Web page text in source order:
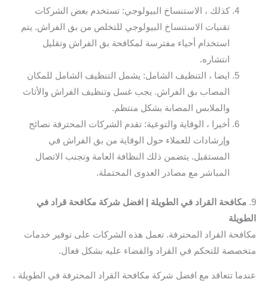
كذلك ، الاستنساخ البيولوجي: تستخدم بعض الشركات
تقنيات الاستنساخ البيولوجي للتخلص من بق الفراش. يتم
استخدام أحياء مفترسة لمكافحة بق الفراش وتقليل
انتشاره.
ايضا ، التنظيف الشامل: يشمل التنظيف الشامل للمكان
المصاب بق الفراش. يجب غسل وتنظيف الفراش والأثاث
والملابس المصابة بشكل منتظم.
أخيرا ، الوقاية والتوعية: تقدم الشركات المحترفة نصائح
وإرشادات للعملاء حول الوقاية من بق الفراش في
المستقبل. يتضمن ذلك النظافة العامة وتجنب الاتصال
المباشر مع مصادر العدوى المحتملة.
9. مكافحة القراد في الطويلة | افضل شركة مكافحة قراد في
الطويلة
مكافحة القراد المحترفة. تعمل هذه الشركات على توفير خدمات
متخصصة للتحكم في القراد والقضاء عليه بشكل فعال.
عندما تتعاقد مع افضل شركة مكافحة القراد المحترفة في الطويلة ،